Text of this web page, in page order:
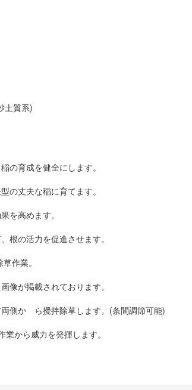
土質系)
の育成を健全にします。
の丈夫な稲に育てます。
を高めます。
根の活力を促進させます。
作業。
像が掲載されております。
側か ら攪拌除草します。(条間調節可能)
から威力を発揮します。